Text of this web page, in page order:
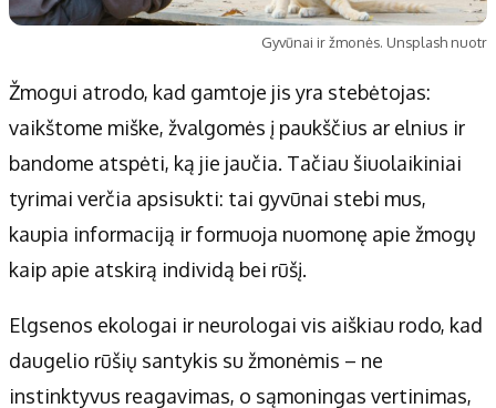
Gyvūnai ir žmonės. Unsplash nuotr
Žmogui atrodo, kad gamtoje jis yra stebėtojas:
vaikštome miške, žvalgomės į paukščius ar elnius ir
bandome atspėti, ką jie jaučia. Tačiau šiuolaikiniai
tyrimai verčia apsisukti: tai gyvūnai stebi mus,
kaupia informaciją ir formuoja nuomonę apie žmogų
kaip apie atskirą individą bei rūšį.
Elgsenos ekologai ir neurologai vis aiškiau rodo, kad
daugelio rūšių santykis su žmonėmis – ne
instinktyvus reagavimas, o sąmoningas vertinimas,